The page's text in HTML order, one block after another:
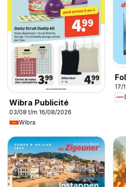
Wibra Publicité
03/08 t/m 16/08/2026
Wibra
17/